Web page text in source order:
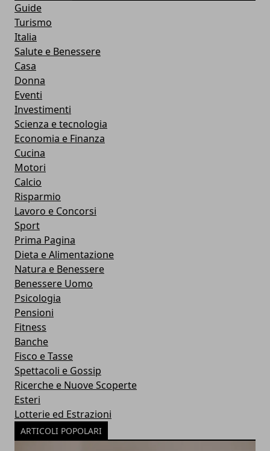
Guide
Turismo
Italia
Salute e Benessere
Casa
Donna
Eventi
Investimenti
Scienza e tecnologia
Economia e Finanza
Cucina
Motori
Calcio
Risparmio
Lavoro e Concorsi
Sport
Prima Pagina
Dieta e Alimentazione
Natura e Benessere
Benessere Uomo
Psicologia
Pensioni
Fitness
Banche
Fisco e Tasse
Spettacoli e Gossip
Ricerche e Nuove Scoperte
Esteri
Lotterie ed Estrazioni
ARTICOLI POPOLARI